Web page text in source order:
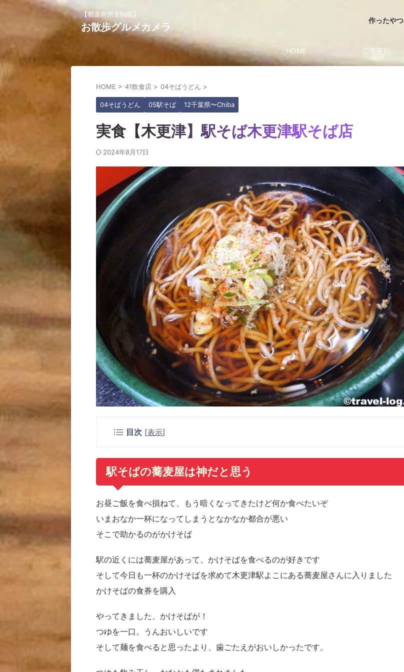
【都道府県全制覇】
お散歩グルメカメラ
作ったやつ
HOME 二子玉川
HOME > 41飲食店 > 04そばうどん >
04そばうどん 05駅そば 12千葉県〜Chiba
実食【木更津】駅そば木更津駅そば店
2024年8月17日
目次 [表示]
駅そばの蕎麦屋は神だと思う
お昼ご飯を食べ損ねて、もう暗くなってきたけど何か食べたいぞ
いまおなか一杯になってしまうとなかなか都合が悪い
そこで助かるのがかけそば
駅の近くには蕎麦屋があって、かけそばを食べるのが好きです
そして今日も一杯のかけそばを求めて木更津駅よこにある蕎麦屋さんに入りました
かけそばの食券を購入
やってきました、かけそばが！
つゆを一口。うんおいしいです
そして麺を食べると思ったより、歯ごたえがおいしかったです。